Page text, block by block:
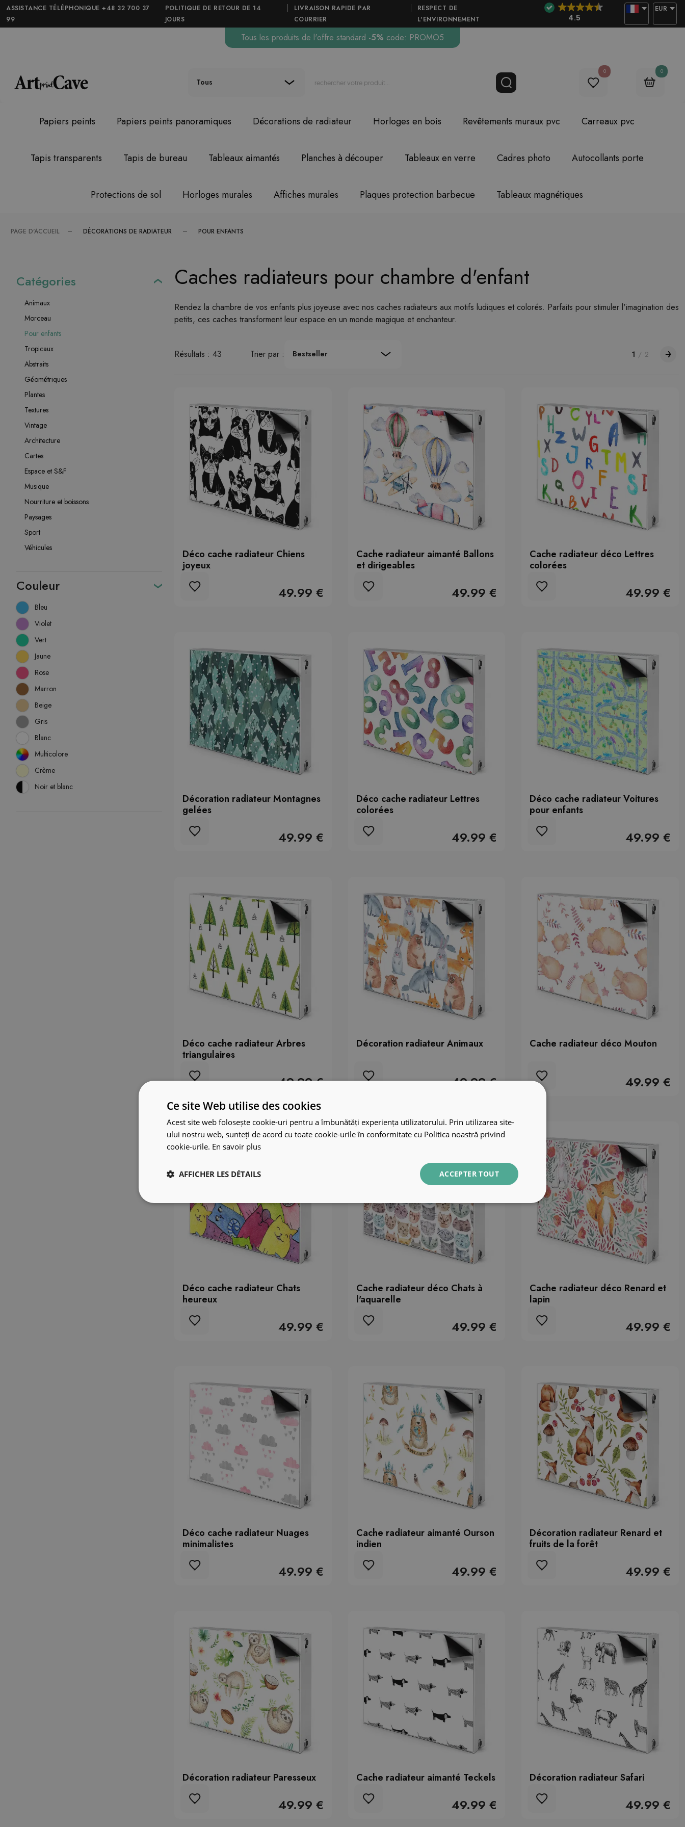
ASSISTANCE TÉLÉPHONIQUE +48 32 700 37
99
POLITIQUE DE RETOUR DE 14
JOURS
LIVRAISON RAPIDE PAR
COURRIER
RESPECT DE
L'ENVIRONNEMENT
4.5
EUR
Tous les produits de l'offre standard -5% code: PROMO5
Tous
0 0
Papiers peints Papiers peints panoramiques Décorations de radiateur Horloges en bois Revêtements muraux pvc Carreaux pvc
Tapis transparents Tapis de bureau Tableaux aimantés Planches à découper Tableaux en verre Cadres photo Autocollants porte
Protections de sol Horloges murales Affiches murales Plaques protection barbecue Tableaux magnétiques
PAGE D'ACCUEIL DÉCORATIONS DE RADIATEUR POUR ENFANTS
Catégories
Animaux
Morceau
Pour enfants
Tropicaux
Abstraits
Géométriques
Plantes
Textures
Vintage
Architecture
Cartes
Espace et S&F
Musique
Nourriture et boissons
Paysages
Sport
Véhicules
Couleur
Bleu
Violet
Vert
Jaune
Rose
Marron
Beige
Gris
Blanc
Multicolore
Crème
Noir et blanc
Caches radiateurs pour chambre d'enfant
Rendez la chambre de vos enfants plus joyeuse avec nos caches radiateurs aux motifs ludiques et colorés. Parfaits pour stimuler l'imagination des
petits, ces caches transforment leur espace en un monde magique et enchanteur.
Résultats : 43 Trier par : Bestseller 1 / 2
Déco cache radiateur Chiens
joyeux
49.99 €
Cache radiateur aimanté Ballons
et dirigeables
49.99 €
Cache radiateur déco Lettres
colorées
49.99 €
Décoration radiateur Montagnes
gelées
49.99 €
Déco cache radiateur Lettres
colorées
49.99 €
Déco cache radiateur Voitures
pour enfants
49.99 €
Déco cache radiateur Arbres
triangulaires
49.99 €
Décoration radiateur Animaux
49.99 €
Cache radiateur déco Mouton
49.99 €
Déco cache radiateur Chats
heureux
49.99 €
Cache radiateur déco Chats à
l'aquarelle
49.99 €
Cache radiateur déco Renard et
lapin
49.99 €
Déco cache radiateur Nuages
minimalistes
49.99 €
Cache radiateur aimanté Ourson
indien
49.99 €
Décoration radiateur Renard et
fruits de la forêt
49.99 €
Décoration radiateur Paresseux
49.99 €
Cache radiateur aimanté Teckels
49.99 €
Décoration radiateur Safari
49.99 €
Ce site Web utilise des cookies
Acest site web folosește cookie-uri pentru a îmbunătăți experiența utilizatorului. Prin utilizarea site-
ului nostru web, sunteți de acord cu toate cookie-urile în conformitate cu Politica noastră privind
cookie-urile. En savoir plus
ACCEPTER TOUT
AFFICHER LES DÉTAILS